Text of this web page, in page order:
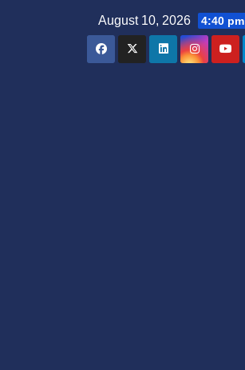
August 10, 2026 4:40 pm